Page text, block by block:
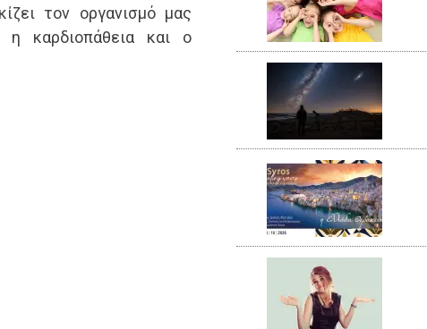
τον οργανισμό μας
η καρδιοπάθεια και ο